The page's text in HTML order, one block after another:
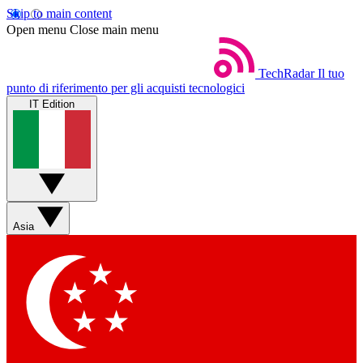
Skip to main content
Open menu Close main menu
TechRadar Il tuo
punto di riferimento per gli acquisti tecnologici
IT Edition
Asia